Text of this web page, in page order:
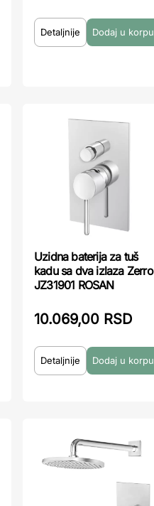
Detaljnije
Uzidna baterija za tuš
kadu sa dva izlaza Zerro
JZ31901 ROSAN
10.069,00 RSD
Detaljnije